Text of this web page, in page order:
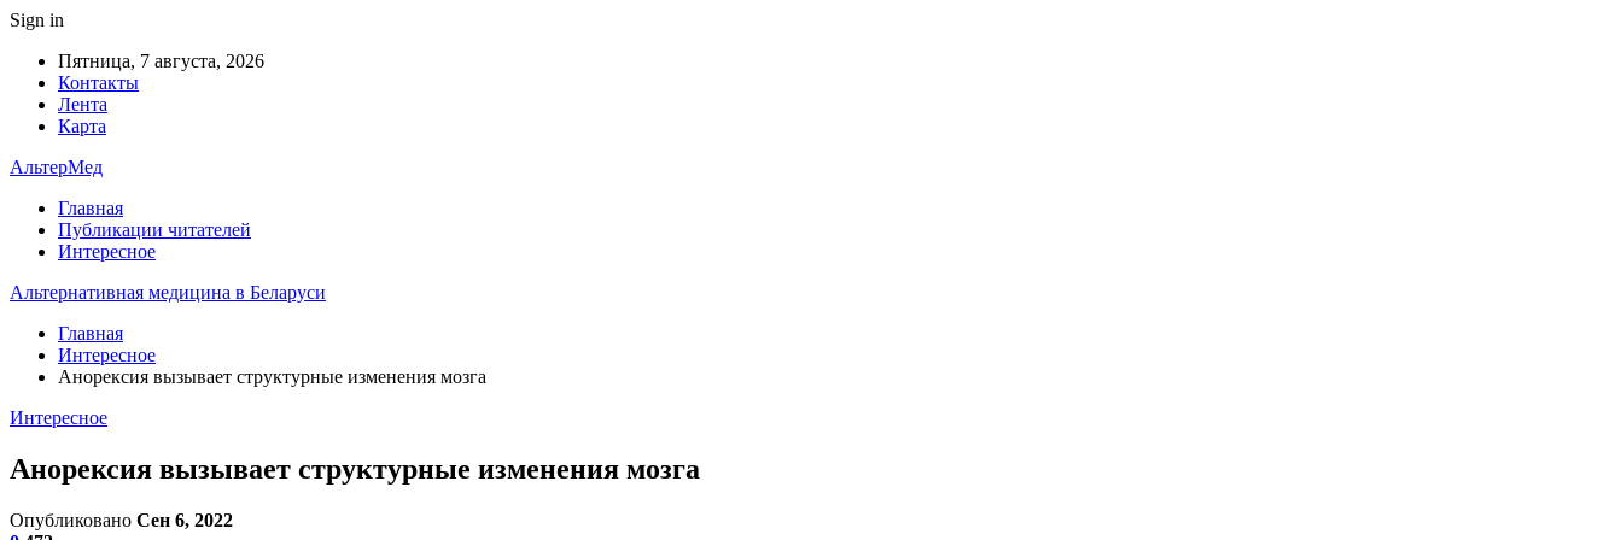
Sign in
Пятница, 7 августа, 2026
Контакты
Лента
Карта
АльтерМед
Главная
Публикации читателей
Интересное
Альтернативная медицина в Беларуси
Главная
Интересное
Анорексия вызывает структурные изменения мозга
Интересное
Анорексия вызывает структурные изменения мозга
Опубликовано Сен 6, 2022